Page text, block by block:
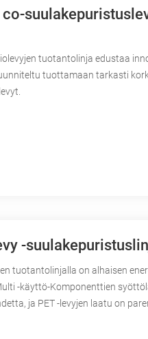
tuotantolinja edustaa
tuottamaan tarkasti
-
tuotantolinjalla on alhaisen
-käyttö-Komponenttien
ja PET -levyjen laatu on